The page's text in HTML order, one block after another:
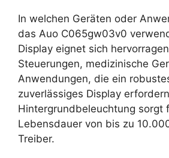
In welchen Geräten oder
das Auo C065gw03v0
Display eignet sich
Steuerungen, medizinische
Anwendungen, die ein
zuverlässiges Display
Hintergrundbeleuchtung sorgt
Lebensdauer von bis zu
Treiber.